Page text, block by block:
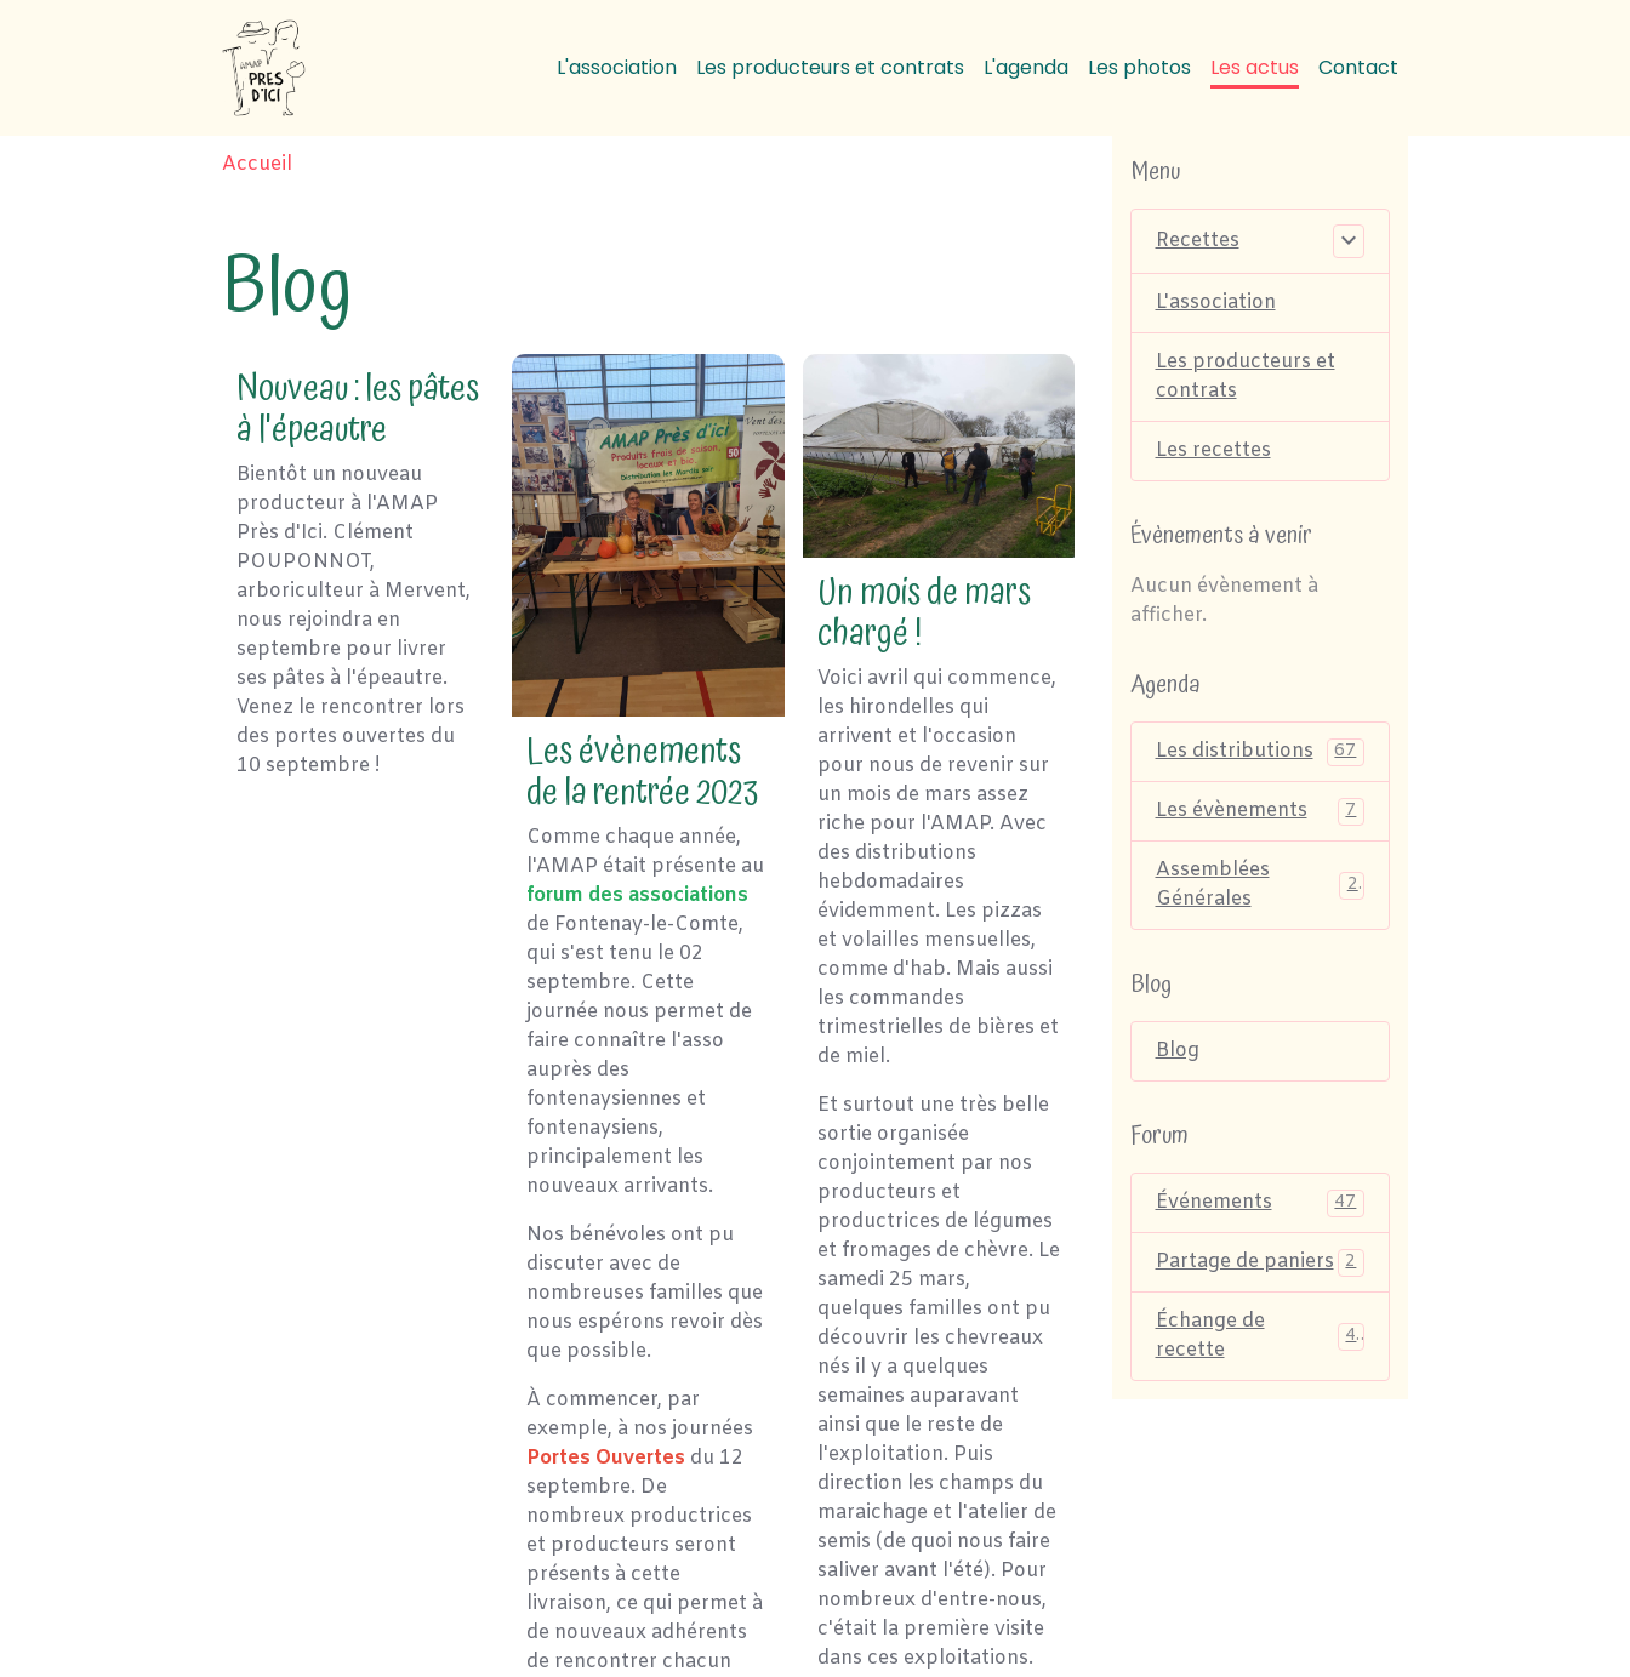
L'association Les producteurs et contrats L'agenda Les photos Les actus Contact
Accueil
Blog
Nouveau : les pâtes
à l'épeautre
Bientôt un nouveau
producteur à l'AMAP
Près d'Ici. Clément
POUPONNOT,
arboriculteur à Mervent,
nous rejoindra en
septembre pour livrer
ses pâtes à l'épeautre.
Venez le rencontrer lors
des portes ouvertes du
10 septembre !
Les évènements
de la rentrée 2023
Comme chaque année,
l'AMAP était présente au
forum des associations
de Fontenay-le-Comte,
qui s'est tenu le 02
septembre. Cette
journée nous permet de
faire connaître l'asso
auprès des
fontenaysiennes et
fontenaysiens,
principalement les
nouveaux arrivants.
Nos bénévoles ont pu
discuter avec de
nombreuses familles que
nous espérons revoir dès
que possible.
À commencer, par
exemple, à nos journées
Portes Ouvertes du 12
septembre. De
nombreux productrices
et producteurs seront
présents à cette
livraison, ce qui permet à
de nouveaux adhérents
de rencontrer chacun
Un mois de mars
chargé !
Voici avril qui commence,
les hirondelles qui
arrivent et l'occasion
pour nous de revenir sur
un mois de mars assez
riche pour l'AMAP. Avec
des distributions
hebdomadaires
évidemment. Les pizzas
et volailles mensuelles,
comme d'hab. Mais aussi
les commandes
trimestrielles de bières et
de miel.
Et surtout une très belle
sortie organisée
conjointement par nos
producteurs et
productrices de légumes
et fromages de chèvre. Le
samedi 25 mars,
quelques familles ont pu
découvrir les chevreaux
nés il y a quelques
semaines auparavant
ainsi que le reste de
l'exploitation. Puis
direction les champs du
maraichage et l'atelier de
semis (de quoi nous faire
saliver avant l'été). Pour
nombreux d'entre-nous,
c'était la première visite
dans ces exploitations.
Menu
Recettes
L'association
Les producteurs et
contrats
Les recettes
Évènements à venir
Aucun évènement à
afficher.
Agenda
Les distributions 67
Les évènements 7
Assemblées
Générales
2
Blog
Blog
Forum
Événements 47
Partage de paniers 2
Échange de
recette
4